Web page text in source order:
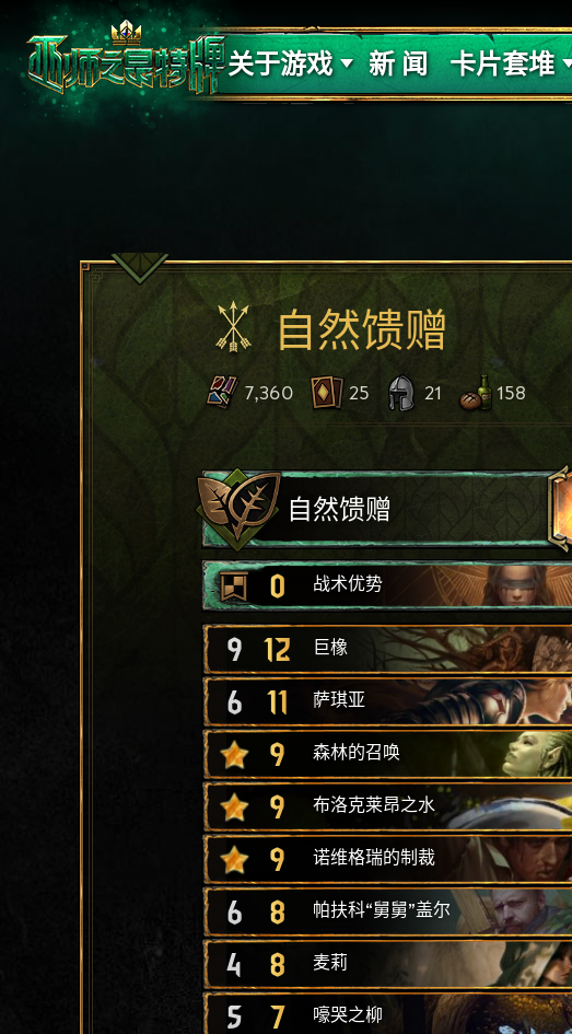
关于游戏
支持
新 闻 卡片套堆
力量的代价
自然馈赠
7,360 25 21 158
自然馈赠
0 战术优势
9 12 巨橡
6 11 萨琪亚
9 森林的召唤
9 布洛克莱昂之水
9 诺维格瑞的制裁
6 8 帕扶科“舅舅”盖尔
4 8 麦莉
5 7 嚎哭之柳